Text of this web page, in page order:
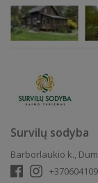
Survilų sodyba
Barborlaukio k.,